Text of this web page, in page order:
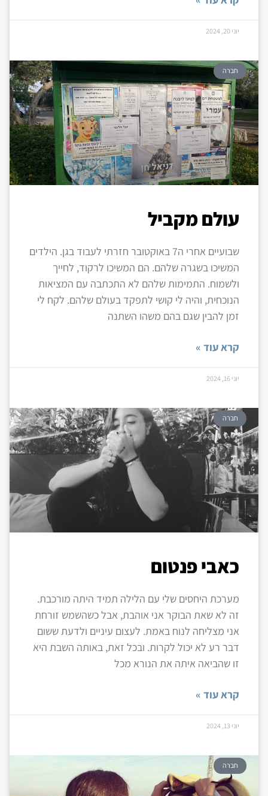
יוני 20, 2024
חברה
עולם מקביל
שבועיים אחרי ה7 באוקטובר חזרתי לעבוד בגן. הילדים
המשיכו בשגרה שלהם. הם המשיכו לרקוד, לחייך
ולשמוח. התמימות שלהם לא התכתבה עם המציאות
הנוכחית, והיה לי קושי לתפקד בעולם שלהם. לקח לי
זמן להבין שגם בהם משהו השתנה
קרא עוד »
יוני 16, 2024
חברה
כאבי פנטום
מערכת היחסים שלי עם הלילה תמיד היתה מורכבת.
זה לא שאת הבוקר אני אוהבת, אבל כשהשמש זורחת
אני מצליחה לנוח באמת. לעצום עיניים ולדעת ששום
דבר רע לא יכול לקרות. ובכל זאת, באותה השבת היא
זו שהביאה איתה את הנורא מכל
קרא עוד »
יוני 13, 2024
חברה